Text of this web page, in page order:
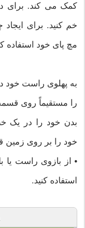
کمک می کند. برای
خم کنید. برای
مچ پای خود استفاده
به پهلوی راست
را مستقیماً روی
بدن خود را در یک
خود را بر روی زمین
• از بازوی راست
استفاده کنید.